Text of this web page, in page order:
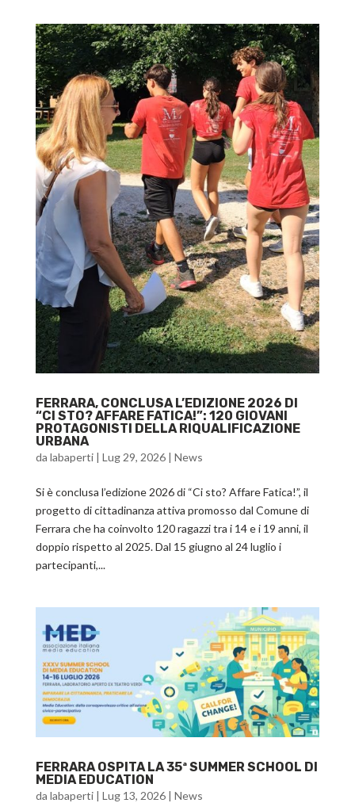
FERRARA, CONCLUSA L’EDIZIONE 2026 DI
“CI STO? AFFARE FATICA!”: 120 GIOVANI
PROTAGONISTI DELLA RIQUALIFICAZIONE
URBANA
da labaperti| Lug 29, 2026| News
Si è conclusa l’edizione 2026 di “Ci sto? Affare Fatica!”, il
progetto di cittadinanza attiva promosso dal Comune di
Ferrara che ha coinvolto 120 ragazzi tra i 14 e i 19 anni, il
doppio rispetto al 2025. Dal 15 giugno al 24 luglio i
partecipanti,...
FERRARA OSPITA LA 35ª SUMMER SCHOOL DI
MEDIA EDUCATION
da labaperti| Lug 13, 2026| News